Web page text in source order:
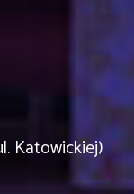
Katowickiej)